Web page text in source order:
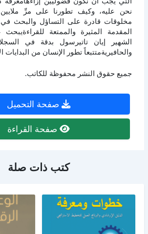
نحن عليه، وكيف تطورنا على مرِّ
مخلوقات قادرة على التساؤل والبحث
المقدمة المثيرة والممتعة للقراءةيبحث
الشهير إيان تاتيرسول بدقة في
والحافيريةمتتبعاً تطور الإنسان من البدايات
جميع حقوق النشر محفوظة للكاتب.
صفحة التحميل
صفحة القراءة
كتب ذات صلة